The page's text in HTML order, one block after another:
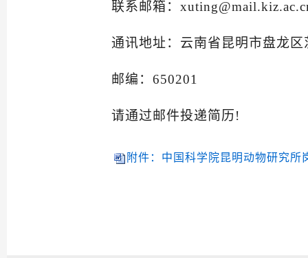
联系邮箱：
通讯地址：云南省昆明市盘龙
邮编：650201
请通过邮件投递简历!
附件：中国科学院昆明动物研究所